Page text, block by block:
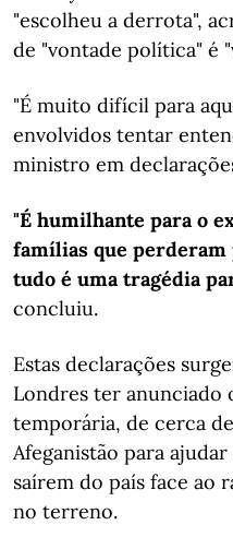
"escolheu a derrota",
de "vontade política" é
"É muito difícil para
envolvidos tentar
ministro em
"É humilhante para o
famílias que perderam
tudo é uma tragédia
concluiu.
Estas declarações
Londres ter anunciado
temporária, de cerca
Afeganistão para
saírem do país face ao
no terreno.